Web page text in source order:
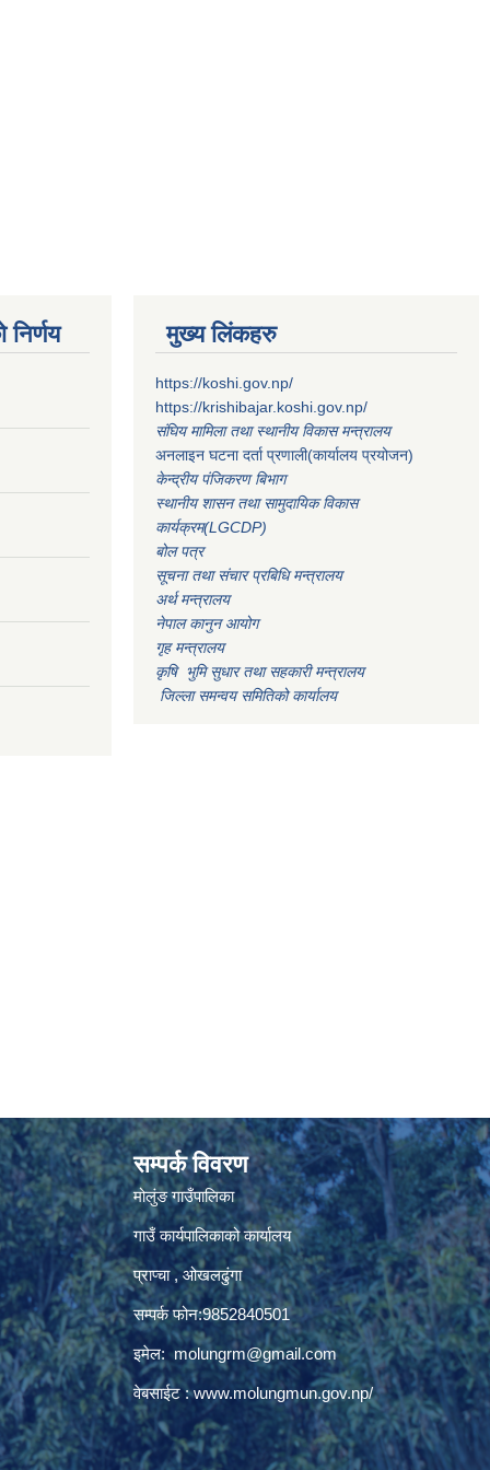
निर्णय मुख्य लिंकहरु
https://koshi.gov.np/
https://krishibajar.koshi.gov.np/
संघिय मामिला तथा स्थानीय विकास मन्त्रालय
अनलाइन घटना दर्ता प्रणाली(कार्यालय प्रयोजन)
केन्द्रीय पंजिकरण बिभाग
स्थानीय शासन तथा सामुदायिक विकास
कार्यक्रम(LGCDP)
बोल पत्र
सूचना तथा संचार प्रबिधि मन्त्रालय
अर्थ मन्त्रालय
नेपाल कानुन आयोग
गृह मन्त्रालय
कृषि भुमि सुधार तथा सहकारी मन्त्रालय
जिल्ला समन्वय समितिको कार्यालय
सम्पर्क विवरण
मोलुंङ गाउँपालिका
गाउँ कार्यपालिकाको कार्यालय
प्राप्चा , ओखलढुंगा
सम्पर्क फोन:9852840501
इमेल:molungrm@gmail.com
वेबसाईट :www.molungmun.gov.np/